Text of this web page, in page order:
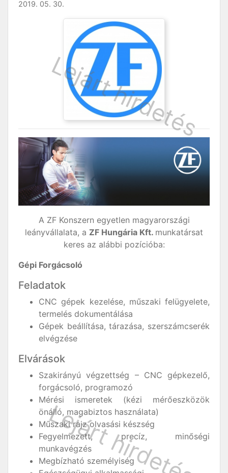
2019. 05. 30.
A ZF Konszern egyetlen magyarországi
leányvállalata, a ZF Hungária Kft. munkatársat
keres az alábbi pozícióba:
Gépi Forgácsoló
Feladatok
CNC gépek kezelése, műszaki felügyelete,
termelés dokumentálása
Gépek beállítása, tárazása, szerszámcserék
elvégzése
Elvárások
Szakirányú végzettség – CNC gépkezelő,
forgácsoló, programozó
Mérési ismeretek (kézi mérőeszközök
önálló, magabiztos használata)
Műszaki rajz olvasási készség
Fegyelmezett, precíz, minőségi
munkavégzés
Megbízható személyiség